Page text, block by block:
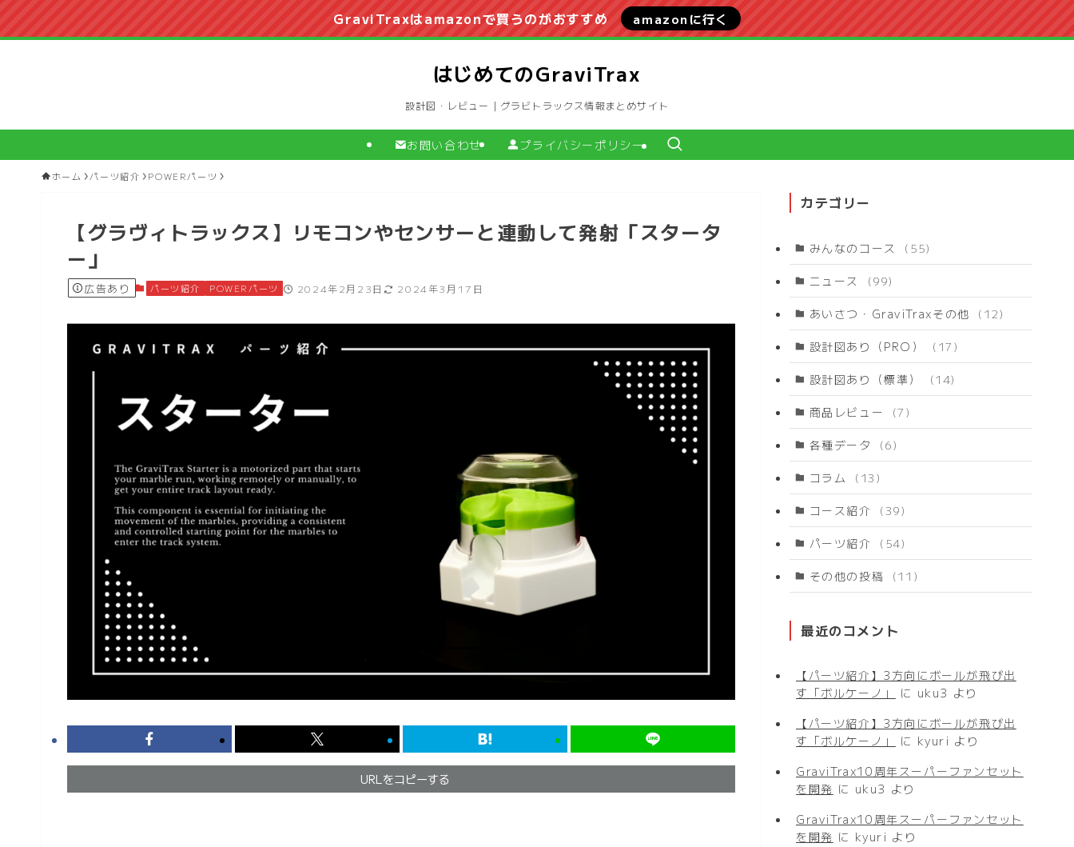
GraviTraxはamazonで買うのがおすすめ amazonに行く
はじめてのGraviTrax
設計図・レビュー｜グラビトラックス情報まとめサイト
お問い合わせ プライバシーポリシー
ホーム パーツ紹介 POWERパーツ
【グラヴィトラックス】リモコンやセンサーと連動して発射「スタータ
ー」
広告あり パーツ紹介 POWERパーツ 2024年2月23日 2024年3月17日
URLをコピーする
カテゴリー
みんなのコース (55)
ニュース (99)
あいさつ・GraviTraxその他 (12)
設計図あり（PRO） (17)
設計図あり（標準） (14)
商品レビュー (7)
各種データ (6)
コラム (13)
コース紹介 (39)
パーツ紹介 (54)
その他の投稿 (11)
最近のコメント
【パーツ紹介】3方向にボールが飛び出
す「ボルケーノ」
に uku3 より
【パーツ紹介】3方向にボールが飛び出
す「ボルケーノ」
に kyuri より
GraviTrax10周年スーパーファンセット
を開発 に uku3 より
GraviTrax10周年スーパーファンセット
を開発 に kyuri より